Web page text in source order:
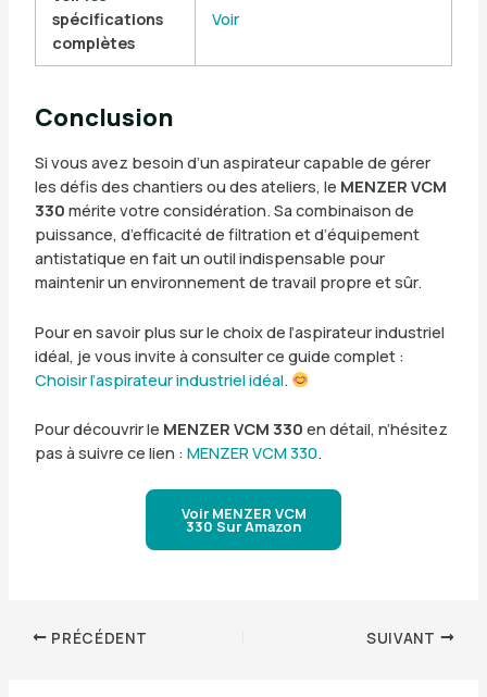
spécifications
complètes
Voir
Conclusion
Si vous avez besoin d’un aspirateur capable de gérer
les défis des chantiers ou des ateliers, le MENZER VCM
330 mérite votre considération. Sa combinaison de
puissance, d’efficacité de filtration et d’équipement
antistatique en fait un outil indispensable pour
maintenir un environnement de travail propre et sûr.
Pour en savoir plus sur le choix de l’aspirateur industriel
idéal, je vous invite à consulter ce guide complet :
Choisir l’aspirateur industriel idéal.
Pour découvrir le MENZER VCM 330 en détail, n’hésitez
pas à suivre ce lien : MENZER VCM 330.
Voir MENZER VCM
330 Sur Amazon
PRÉCÉDENT SUIVANT